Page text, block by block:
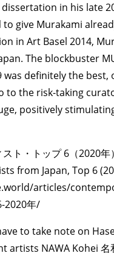
in his late
to give Murakami
in Art Basel 2014,
The blockbuster
was definitely the
to the risk-taking
positively
ト・トップ 6（2020年）
from Japan, Top 6
articles/
2020年/
to take note on
artists NAWA Kohei